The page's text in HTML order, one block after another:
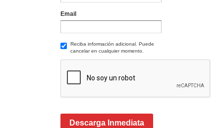
Email
Reciba información adicional. Puede
cancelar en cualquier momento.
Descarga Inmediata